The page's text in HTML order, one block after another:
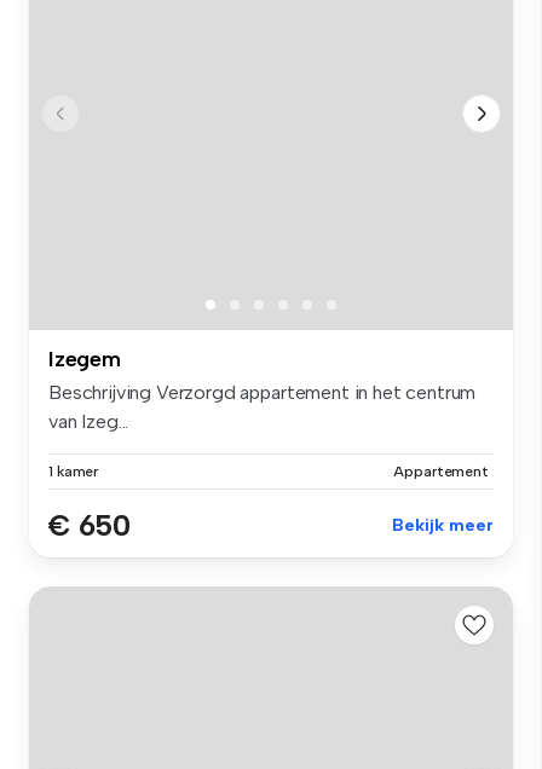
Izegem
Beschrijving Verzorgd appartement in het centrum
van Izeg...
1 kamer Appartement
€ 650 Bekijk meer